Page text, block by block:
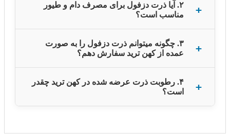
۲. آیا ذرت دزفول برای مصرف دام و طیور
مناسب است؟
۳. چگونه میتوانم ذرت دزفول را به صورت
عمده از کهن ترید سفارش دهم؟
۴. رطوبت ذرت عرضه شده در کهن ترید چقدر
است؟